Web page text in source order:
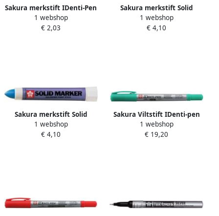
Sakura merkstift IDenti-Pen
zwart
1 webshop
€ 2,03
Sakura merkstift Solid
Marker rood brede punt
1 webshop
€ 4,10
Sakura merkstift Solid
Marker blauw brede punt
1 webshop
€ 4,10
Sakura Viltstift IDenti-pen
multifunctioneel groen
1 webshop
€ 19,20